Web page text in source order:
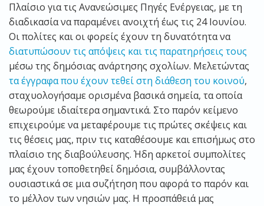
Πλαίσιο για τις Ανανεώσιμες Πηγές Ενέργειας, με τη
διαδικασία να παραμένει ανοιχτή έως τις 24 Ιουνίου.
Οι πολίτες και οι φορείς έχουν τη δυνατότητα να
διατυπώσουν τις απόψεις και τις παρατηρήσεις τους
μέσω της δημόσιας ανάρτησης σχολίων. Μελετώντας
τα έγγραφα που έχουν τεθεί στη διάθεση του κοινού,
σταχυολογήσαμε ορισμένα βασικά σημεία, τα οποία
θεωρούμε ιδιαίτερα σημαντικά. Στο παρόν κείμενο
επιχειρούμε να μεταφέρουμε τις πρώτες σκέψεις και
τις θέσεις μας, πριν τις καταθέσουμε και επισήμως στο
πλαίσιο της διαβούλευσης. Ήδη αρκετοί συμπολίτες
μας έχουν τοποθετηθεί δημόσια, συμβάλλοντας
ουσιαστικά σε μια συζήτηση που αφορά το παρόν και
το μέλλον των νησιών μας. Η προσπάθειά μας